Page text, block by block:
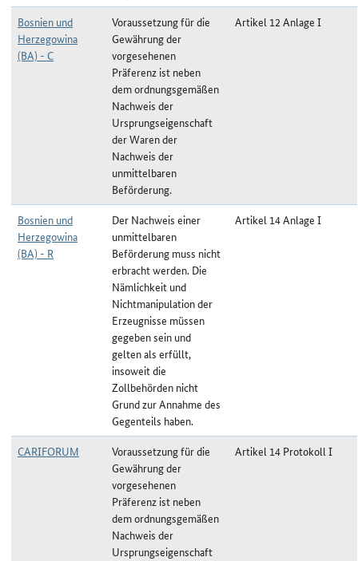
Bosnien und
Herzegowina
(BA) - C
Voraussetzung für die
Gewährung der
vorgesehenen
Präferenz ist neben
dem ordnungsgemäßen
Nachweis der
Ursprungseigenschaft
der Waren der
Nachweis der
unmittelbaren
Beförderung.
Artikel 12 Anlage I
Bosnien und
Herzegowina
(BA) - R
Der Nachweis einer
unmittelbaren
Beförderung muss nicht
erbracht werden. Die
Nämlichkeit und
Nichtmanipulation der
Erzeugnisse müssen
gegeben sein und
gelten als erfüllt,
insoweit die
Zollbehörden nicht
Grund zur Annahme des
Gegenteils haben.
Artikel 14 Anlage I
CARIFORUM
Voraussetzung für die
Gewährung der
vorgesehenen
Präferenz ist neben
dem ordnungsgemäßen
Nachweis der
Ursprungseigenschaft
Artikel 14 Protokoll I